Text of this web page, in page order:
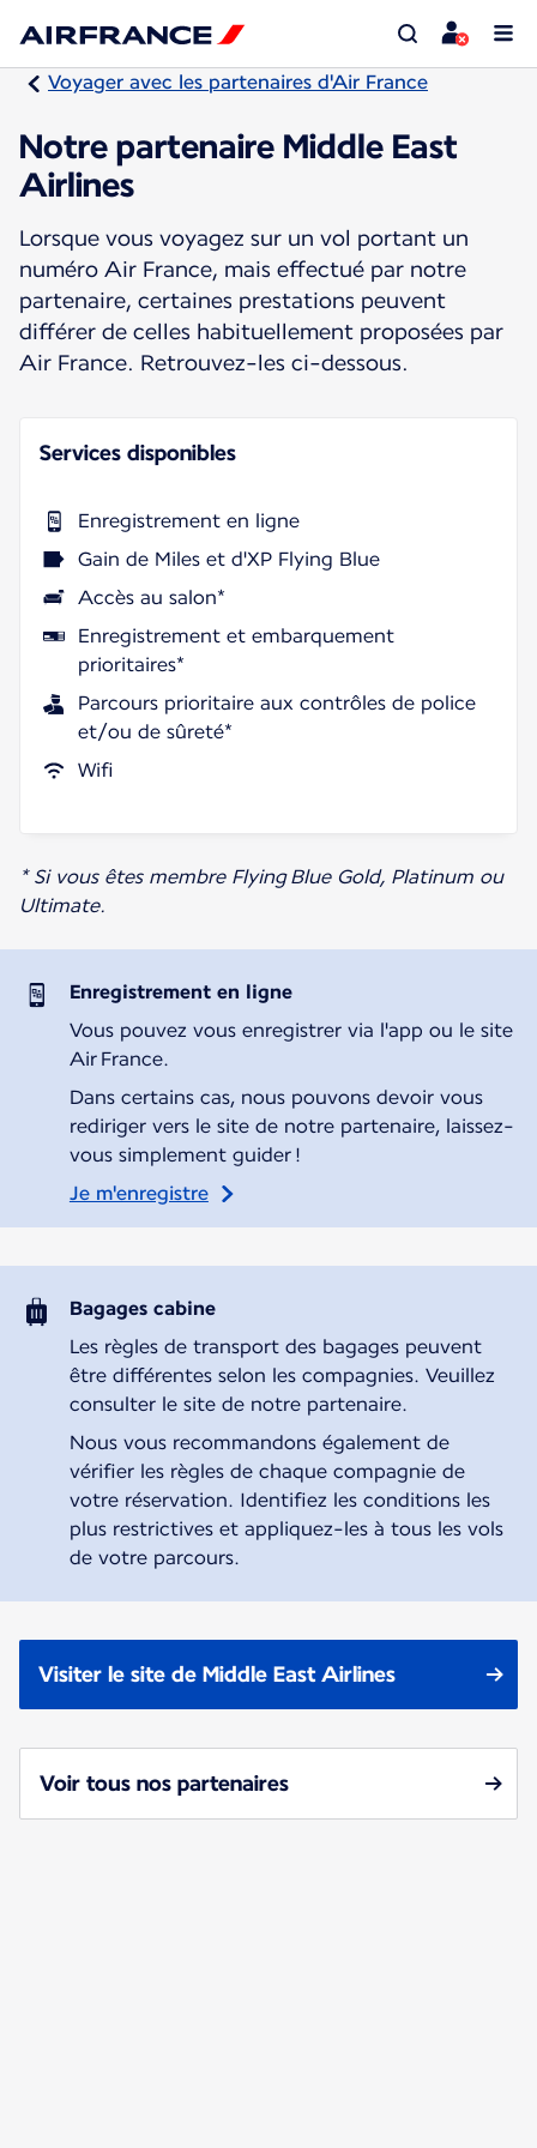
Voyager avec les partenaires d'Air France
Notre partenaire Middle East
Airlines
Lorsque vous voyagez sur un vol portant un
numéro Air France, mais effectué par notre
partenaire, certaines prestations peuvent
différer de celles habituellement proposées par
Air France. Retrouvez-les ci-dessous.
Services disponibles
Enregistrement en ligne
Gain de Miles et d'XP Flying Blue
Accès au salon*
Enregistrement et embarquement
prioritaires*
Parcours prioritaire aux contrôles de police
et/ou de sûreté*
Wifi
* Si vous êtes membre Flying Blue Gold, Platinum ou
Ultimate.
Enregistrement en ligne
Vous pouvez vous enregistrer via l'app ou le site
Air France.
Dans certains cas, nous pouvons devoir vous
rediriger vers le site de notre partenaire, laissez-
vous simplement guider !
Je m'enregistre
Bagages cabine
Les règles de transport des bagages peuvent
être différentes selon les compagnies. Veuillez
consulter le site de notre partenaire.
Nous vous recommandons également de
vérifier les règles de chaque compagnie de
votre réservation. Identifiez les conditions les
plus restrictives et appliquez-les à tous les vols
de votre parcours.
Visiter le site de Middle East Airlines
Voir tous nos partenaires